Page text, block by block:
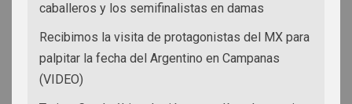
caballeros y los semifinalistas en damas
Recibimos la visita de protagonistas del MX para
palpitar la fecha del Argentino en Campanas
(VIDEO)